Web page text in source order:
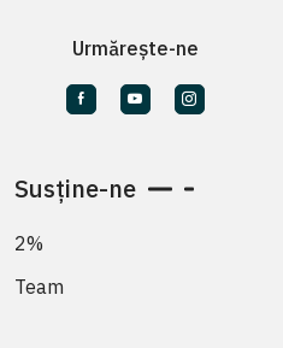
Urmărește-ne
Susține-ne
2%
Team